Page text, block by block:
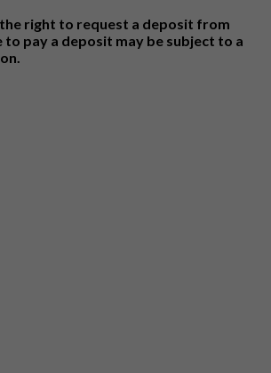
right to request a deposit from
to pay a deposit may be subject to a